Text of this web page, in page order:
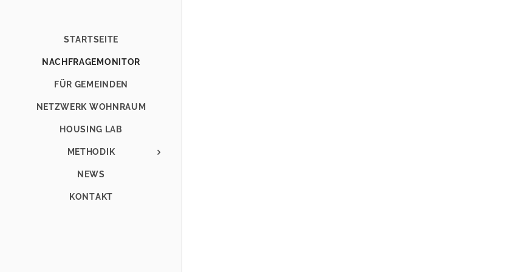
STARTSEITE
NACHFRAGEMONITOR
FÜR GEMEINDEN
NETZWERK WOHNRAUM
HOUSING LAB
METHODIK
NEWS
KONTAKT